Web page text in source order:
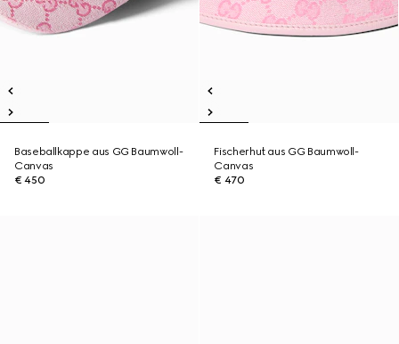
Baseballkappe aus GG Baumwoll-
Canvas
€ 450
Fischerhut aus GG Baumwoll-
Canvas
€ 470